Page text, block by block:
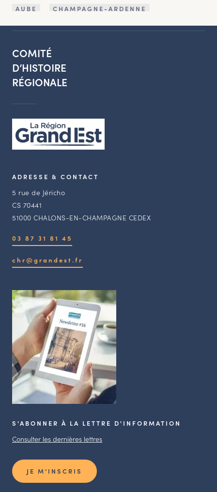
AUBE
CHAMPAGNE-ARDENNE
COMITÉ
D’HISTOIRE
RÉGIONALE
ADRESSE & CONTACT
5 rue de Jéricho
CS 70441
51000 CHALONS-EN-CHAMPAGNE CEDEX
03 87 31 81 45
chr@grandest.fr
S'ABONNER À LA LETTRE D'INFORMATION
Consulter les dernières lettres
JE M’INSCRIS